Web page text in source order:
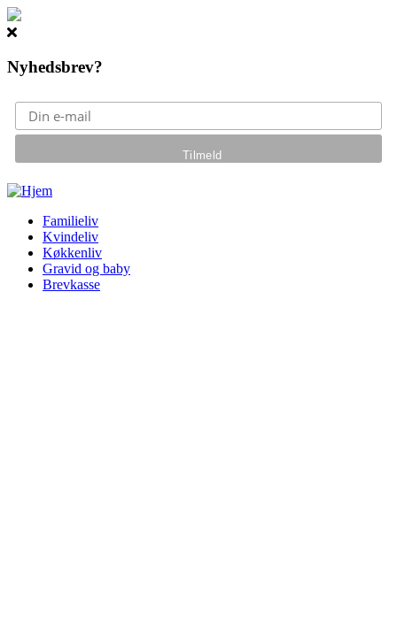
Nyhedsbrev?
Gå til hovedindhold
Familieliv
Kvindeliv
Køkkenliv
Gravid og baby
Brevkasse